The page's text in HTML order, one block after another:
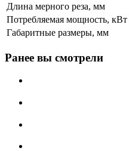
Длина мерного реза, мм
Потребляемая мощность, кВт
Габаритные размеры, мм
Ранее вы смотрели